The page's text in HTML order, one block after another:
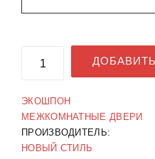
ЭКОШПОН
МЕЖКОМНАТНЫЕ ДВЕРИ
ПРОИЗВОДИТЕЛЬ:
НОВЫЙ СТИЛЬ